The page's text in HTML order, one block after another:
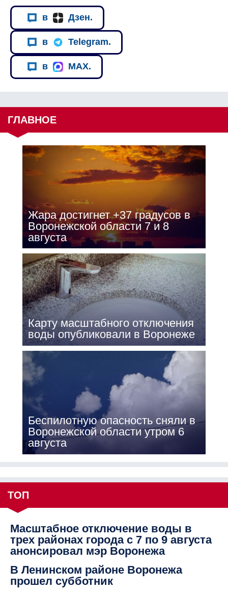
в Дзен.
в Telegram.
в MAX.
ГЛАВНОЕ
Жара достигнет +37 градусов в
Воронежской области 7 и 8
августа
Карту масштабного отключения
воды опубликовали в Воронеже
Беспилотную опасность сняли в
Воронежской области утром 6
августа
ТОП
Масштабное отключение воды в
трех районах города с 7 по 9 августа
анонсировал мэр Воронежа
В Ленинском районе Воронежа
прошел субботник